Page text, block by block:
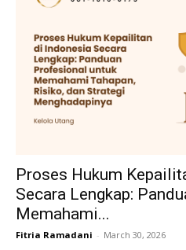
Proses Hukum
Secara Lengkap:
Memahami...
Fitria Ramadani - March 30, 2026